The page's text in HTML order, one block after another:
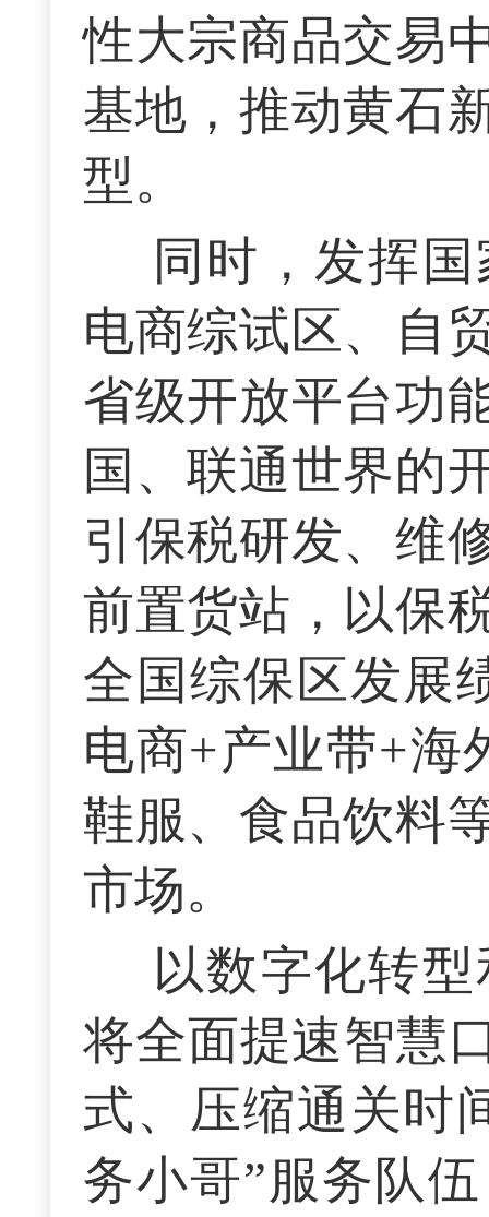
性大宗商品交易
基地，推动黄石
型。
同时，发挥
电商综试区、自
省级开放平台功
国、联通世界的
引保税研发、维
前置货站，以保
全国综保区发展
电商+产业带+海
鞋服、食品饮料
市场。
以数字化转
将全面提速智慧
式、压缩通关时
务小哥”服务队